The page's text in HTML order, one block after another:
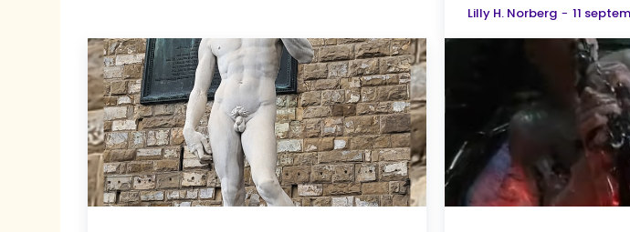
Lilly H. Norberg - 11